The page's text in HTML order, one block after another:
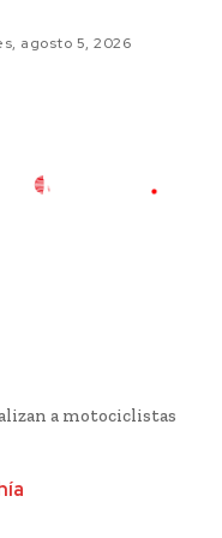
agosto 5, 2026
a motociclistas